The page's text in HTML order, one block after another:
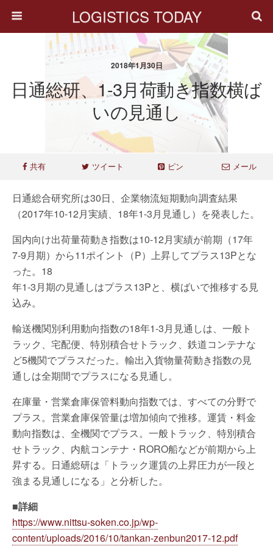
LOGISTICS TODAY
2018年1月30日
日通総研、1-3月荷動き指数横ば
いの見通し
共有 ツイート ピン メール
日通総合研究所は30日、企業物流短期動向調査結果
（2017年10-12月実績、18年1-3月見通し）を発表した。
国内向け出荷量荷動き指数は10-12月実績が前期（17年
7-9月期）から11ポイント（P）上昇してプラス13Pとな
った。18
年1-3月期の見通しはプラス13Pと、横ばいで推移する見
込み。
輸送機関別利用動向指数の18年1-3月見通しは、一般ト
ラック、宅配便、特別積合せトラック、鉄道コンテナな
ど5機関でプラスだった。輸出入貨物量荷動き指数の見
通しは全期間でプラスになる見通し。
在庫量・営業倉庫保管料動向指数では、すべての分野で
プラス。営業倉庫保管量は増加傾向で推移。運賃・料金
動向指数は、全機関でプラス。一般トラック、特別積合
せトラック、内航コンテナ・RORO船などが前期から上
昇する。日通総研は「トラック運賃の上昇圧力が一段と
強まる見通しになる」と分析した。
■詳細
https://www.nittsu-soken.co.jp/wp-
content/uploads/2016/10/tankan-zenbun2017-12.pdf